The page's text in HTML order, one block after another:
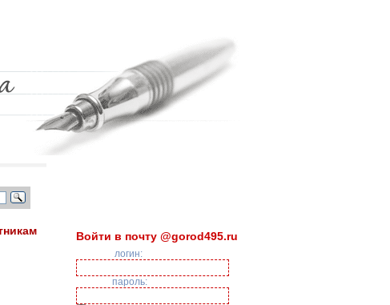
Войти в почту @gorod495.ru
логин:
пароль: